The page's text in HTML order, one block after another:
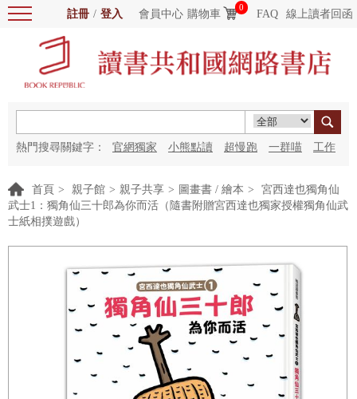
註冊 / 登入 會員中心 購物車
0
FAQ 線上讀者回函
熱門搜尋關鍵字： 官網獨家 小熊點讀 超慢跑 一群喵 工作
首頁 > 親子館 > 親子共享 > 圖畫書 / 繪本 >
宮西達也獨角仙
武士1：獨角仙三十郎為你而活（隨書附贈宮西達也獨家授權獨角仙武
士紙相撲遊戲）